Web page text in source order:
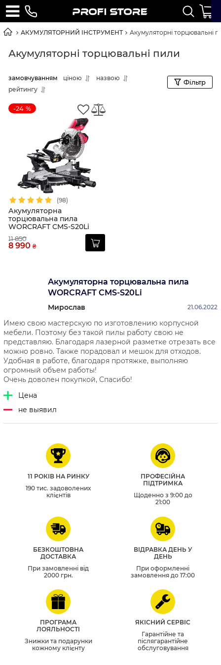
АКУМУЛЯТОРНИЙ ІНСТРУМЕНТ Акумуляторні торцювальні
Акумуляторні торцювальні пили
замовчуванням ціною
назвою
рейтингу
Фільтр
-24 %
(98)
Акумуляторна
торцювальна пила
WORCRAFT CMS-S20Li
11 850
8 990 ₴
Акумуляторна торцювальна пила
WORCRAFT CMS-S20Li
Мирослав 21.06.2022
Имею свою мастерскую по изготовлению корпусной
мебели. Поэтому без такой пилы работу свою не
представляю. Благодаря лазерной разметке отрезать все
можно ровно. Также порадовал и мешок для отходов.
Удобная в работе, благодаря протяжке, выполняю
огромный объем работы!
Очень доволен покупкой, Спасибо!
Цена
не выявил
11 РОКІВ НА РИНКУ
190 тис. задоволених
клієнтів
ПРОФЕСІЙНА
ПІДТРИМКА
Щоденно з 9:00 до
21:00
БЕЗКОШТОВНА
ДОСТАВКА
При замовленні від
2000 грн.
ВІДРАВКА ДЕНЬ У
ДЕНЬ
При оформленні
замовлення до 17:00
ПРОГРАМА
ЛОЯЛЬНОСТІ
Знижки та подарунки
кожному клієнту
ЯКІСНИЙ СЕРВІС
Гарантійне та
післягарантійне
обслуговування